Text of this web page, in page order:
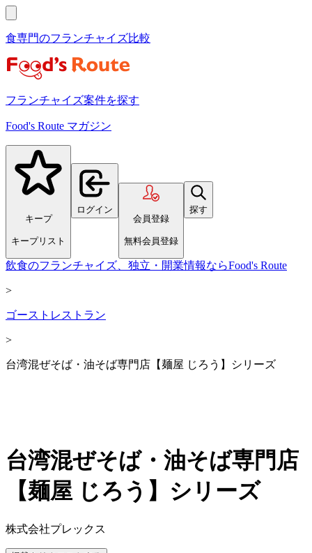
食専門のフランチャイズ比較
フランチャイズ案件を探す
Food's Route マガジン
キープ
キープリスト
ログイン
会員登録
無料会員登録
探す
飲食のフランチャイズ、独立・開業情報ならFood's Route
>
ゴーストレストラン
>
台湾混ぜそば・油そば専門店【麺屋 じろう】シリーズ
台湾混ぜそば・油そば専門店
【麺屋 じろう】シリーズ
株式会社プレックス